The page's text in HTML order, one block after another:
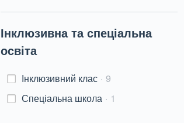
Інклюзивна та спеціальна
освіта
Інклюзивний клас
9
Спеціальна школа
1